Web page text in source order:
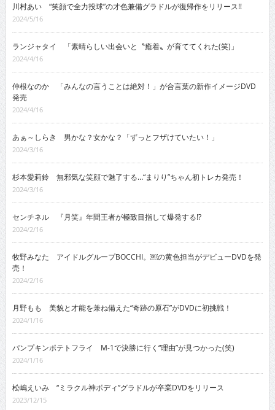
川村あい “笑顔で全力投球”の才色兼備グラドルが復帰作をリリース!!
2024/5/16
ランジャタイ 「素晴らしい出会いと〝癒着〟が育ててくれた(笑)」
2024/4/16
仲根なのか 「みんなの言うことは絶対！」が合言葉の新作イメージDVD
発売
2024/4/16
あぁ～しらき 男かな？女かな？「ずっとフザけていたい！」
2024/3/16
杉本愛莉鈴 無邪気な笑顔で魅了する…“まりり”ちゃん初トレカ発売！
2024/3/16
センチネル 『月笑』年間王者が極致目指して爆発する!?
2024/2/16
牧野みなた アイドルグループBOCCHI。￼の黄色担当がデビューDVDを発
売！
2024/2/16
月野もも 美貌と才能を兼ね備えた“奇跡の原石”がDVDに初挑戦！
2024/1/16
パンプキンポテトフライ M-1で決勝に行く“理由”が見つかった(笑)
2024/1/16
松嶋えいみ “ミラクル神ボディ”グラドルが卒業DVDをリリース
2023/12/15